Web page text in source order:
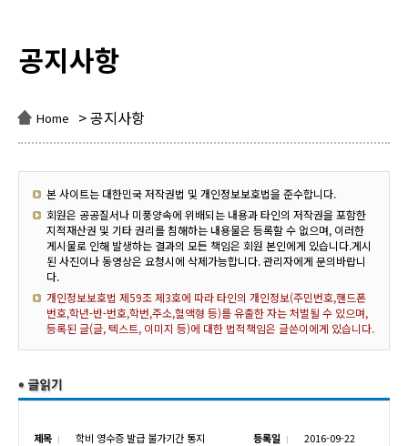
공지사항
Home > 공지사항
본 사이트는 대한민국 저작권법 및 개인정보보호법을 준수합니다.
회원은 공공질서나 미풍양속에 위배되는 내용과 타인의 저작권을 포함한
지적재산권 및 기타 권리를 침해하는 내용물은 등록할 수 없으며, 이러한
게시물로 인해 발생하는 결과의 모든 책임은 회원 본인에게 있습니다.게시
된 사진이나 동영상은 요청시에 삭제가능합니다. 관리자에게 문의바랍니
다.
개인정보보호법 제59조 제3호에 따라 타인의 개인정보(주민번호,핸드폰
번호,학년-반-번호,학번,주소,혈액형 등)를 유출한 자는 처벌될 수 있으며,
등록된 글(글, 텍스트, 이미지 등)에 대한 법적책임은 글쓴이에게 있습니다.
제목 학비 영수증 발급 불가기간 통지 등록일 2016-09-22